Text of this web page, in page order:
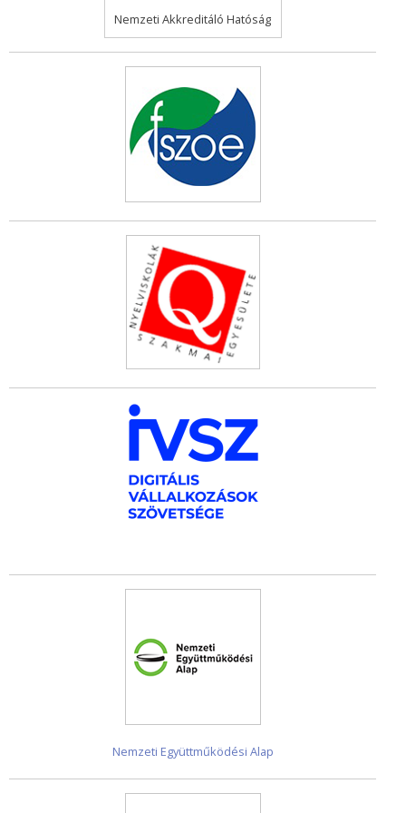
Nemzeti Akkreditáló Hatóság
Nemzeti Együttműködési Alap